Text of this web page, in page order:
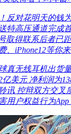
反对花明天的钱
特高压通道完成
取得联系后者已
、iPhone12等你来
真无线耳机出货
美元 净利润为
讯 控辩双方交叉
用户权益行为